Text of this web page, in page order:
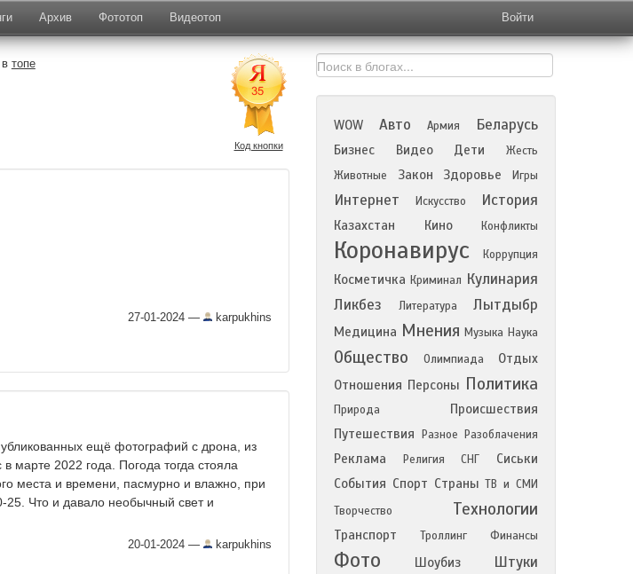
Архив Фототоп Видеотоп Войти
топе
Код кнопки
27-01-2024 — karpukhins
ещё фотографий с дрона, из
марте 2022 года. Погода тогда стояла
места и времени, пасмурно и влажно, при
25. Что и давало необычный свет и
20-01-2024 — karpukhins
WOW Авто Армия Беларусь
Бизнес Видео Дети
Жесть
Животные
Закон Здоровье Игры
Интернет Искусство История
Казахстан Кино Конфликты
Коронавирус Коррупция
Косметичка Криминал Кулинария
Ликбез
Литература Лытдыбр
Медицина Мнения Музыка Наука
Общество Олимпиада
Отдых
Отношения Персоны Политика
Природа
Происшествия
Путешествия
Разное Разоблачения
Реклама Религия СНГ
Сиськи
События Спорт Страны ТВ и СМИ
Творчество
Технологии
Транспорт Троллинг Финансы
Фото Шоубиз Штуки